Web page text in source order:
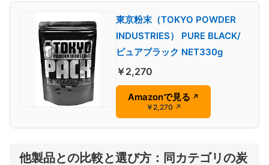
東京粉末（TOKYO POWDER
INDUSTRIES） PURE BLACK/
ピュアブラック NET330g
￥2,270
Amazonで見る ↗
￥2,270 ↗
他製品との比較と選び方：同カテゴリの炭